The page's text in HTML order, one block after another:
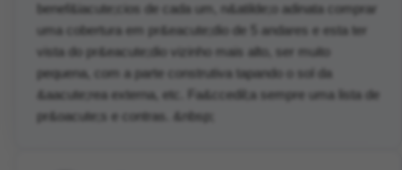
benef&iacute;cios de cada um, n&atilde;o adinata comprar
uma cobertura em pr&eacute;dio de 5 andares e esta ter
vista do pr&eacute;dio vizinho mais alto, ser muito
pequena, com a parte construtiva tapando o sol da
&aacute;rea externa, etc. Fa&ccedil;a sempre uma lista de
pr&oacute;s e contras. &nbsp;